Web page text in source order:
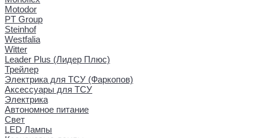
Motodor
PT Group
Steinhof
Westfalia
Witter
Leader Plus (Лидер Плюс)
Трейлер
Электрика для ТСУ (Фаркопов)
Аксессуары для ТСУ
Электрика
Автономное питание
Свет
LED Лампы